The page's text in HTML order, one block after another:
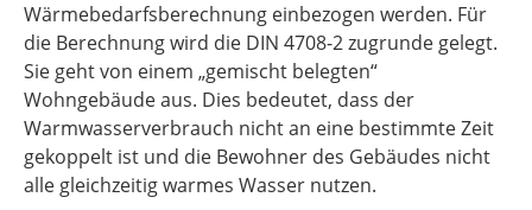
Wärmebedarfsberechnung einbezogen werden. Für
die Berechnung wird die DIN 4708-2 zugrunde gelegt.
Sie geht von einem „gemischt belegten“
Wohngebäude aus. Dies bedeutet, dass der
Warmwasserverbrauch nicht an eine bestimmte Zeit
gekoppelt ist und die Bewohner des Gebäudes nicht
alle gleichzeitig warmes Wasser nutzen.